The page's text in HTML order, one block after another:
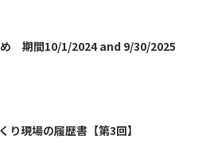
め 期間10/1/2024 and 9/30/2025
り現場の履歴書【第3回】